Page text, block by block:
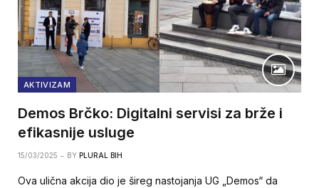
AKTIVIZAM
Demos Brčko: Digitalni servisi za brže i
efikasnije usluge
15/03/2025 BY PLURAL BIH
Ova ulična akcija dio je šireg nastojanja UG „Demos“ da